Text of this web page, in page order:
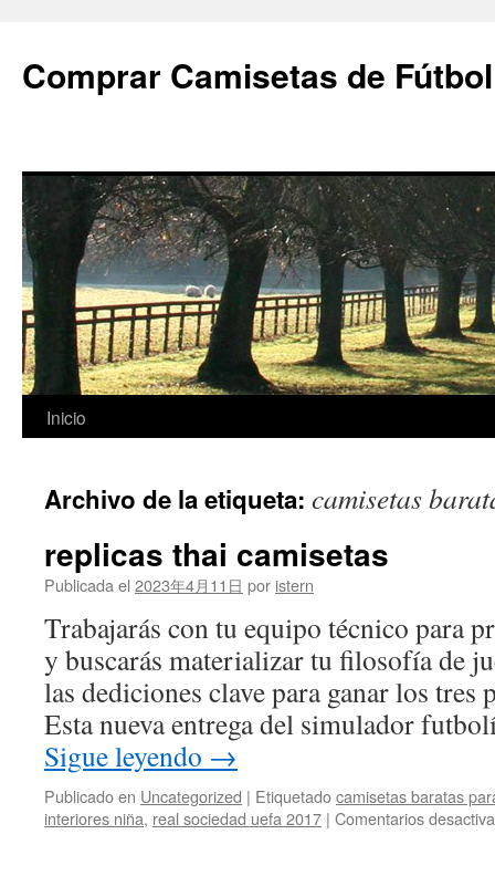
Comprar Camisetas de
Saltar
contenido
Inicio
Archivo de la etiqueta: camisetas
replicas thai camisetas
Publicada el 2023年4月11日 por istern
Trabajarás con tu equipo técnico para
y buscarás materializar tu filosofía de
las dediciones clave para ganar los tres
Esta nueva entrega del simulador
Sigue leyendo →
Publicado en Uncategorized | Etiquetadocamisetas baratas
interiores niña, real sociedad uefa 2017 | Comentarios